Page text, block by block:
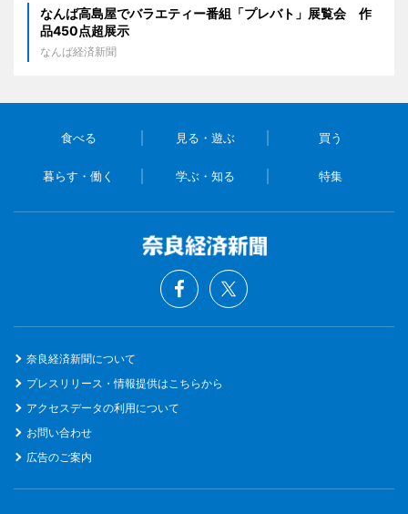
なんば高島屋でバラエティー番組「プレバト」展覧会 作
品450点超展示
なんば経済新聞
食べる 見る・遊ぶ 買う
暮らす・働く 学ぶ・知る 特集
奈良経済新聞について
プレスリリース・情報提供はこちらから
アクセスデータの利用について
お問い合わせ
広告のご案内